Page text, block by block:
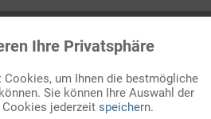
2012
boten die USA bei der
2012 das Bild einer tief gespaltenen
Aktiv
Inaktiv
Ihre Privatsphäre
Cookies, um Ihnen die bestmögliche
Sie können Ihre Auswahl der
jederzeit speichern.